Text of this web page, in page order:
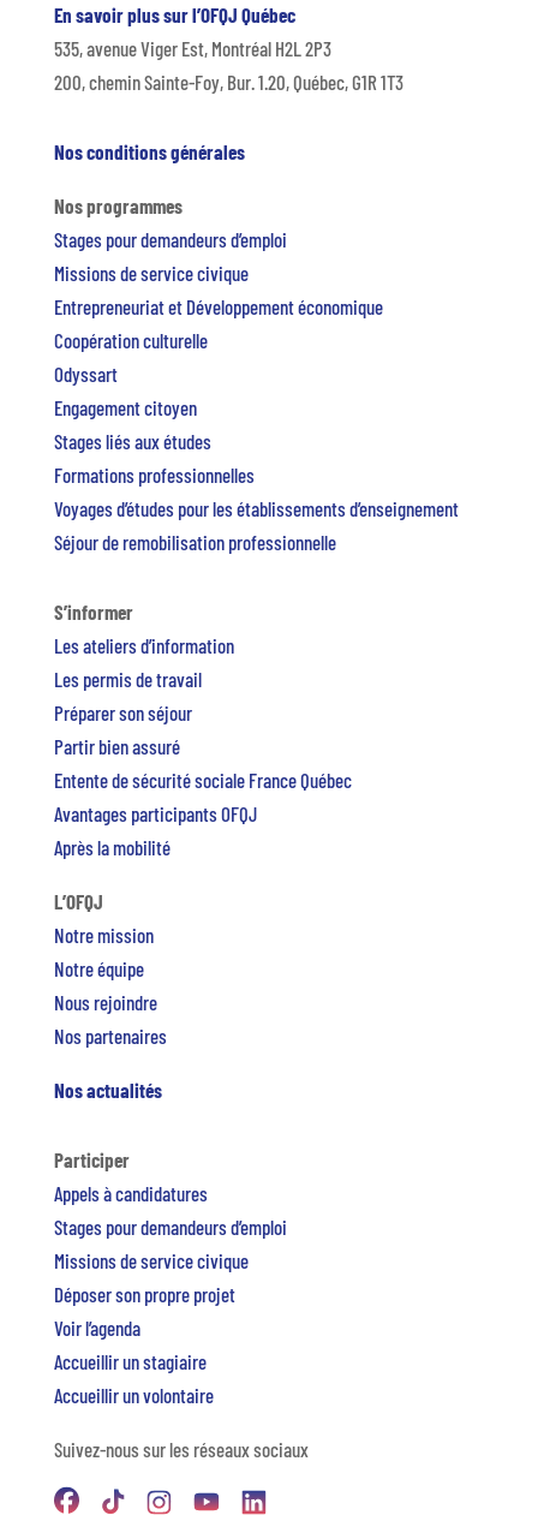
En savoir plus sur l’OFQJ Québec
535, avenue Viger Est, Montréal H2L 2P3
200, chemin Sainte-Foy, Bur. 1.20, Québec, G1R 1T3
Nos conditions générales
Nos programmes
Stages pour demandeurs d’emploi
Missions de service civique
Entrepreneuriat et Développement économique
Coopération culturelle
Odyssart
Engagement citoyen
Stages liés aux études
Formations professionnelles
Voyages d’études pour les établissements d’enseignement
Séjour de remobilisation professionnelle
S’informer
Les ateliers d’information
Les permis de travail
Préparer son séjour
Partir bien assuré
Entente de sécurité sociale France Québec
Avantages participants OFQJ
Après la mobilité
L’OFQJ
Notre mission
Notre équipe
Nous rejoindre
Nos partenaires
Nos actualités
Participer
Appels à candidatures
Stages pour demandeurs d’emploi
Missions de service civique
Déposer son propre projet
Voir l’agenda
Accueillir un stagiaire
Accueillir un volontaire
Suivez-nous sur les réseaux sociaux